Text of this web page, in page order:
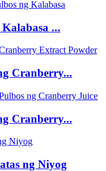
...
Cranberry...
Cranberry...
ng Niyog